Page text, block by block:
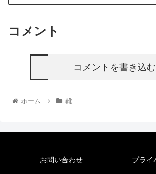
コメント
コメントを書き込む
ホーム 靴
お問い合わせ プライ